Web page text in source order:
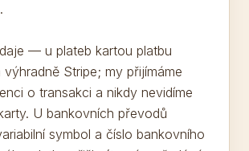
— u plateb kartou platbu
Stripe; my přijímáme
o transakci a nikdy nevidíme
U bankovních převodů
symbol a číslo bankovního